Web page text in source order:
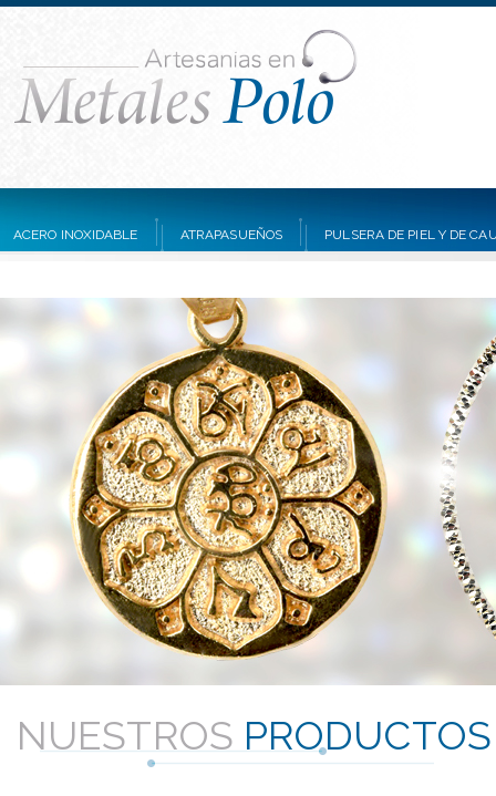
ACERO INOXIDABLE ATRAPASUEÑOS PULSERA DE PIEL Y DE
NUESTROS PRODUCTOS